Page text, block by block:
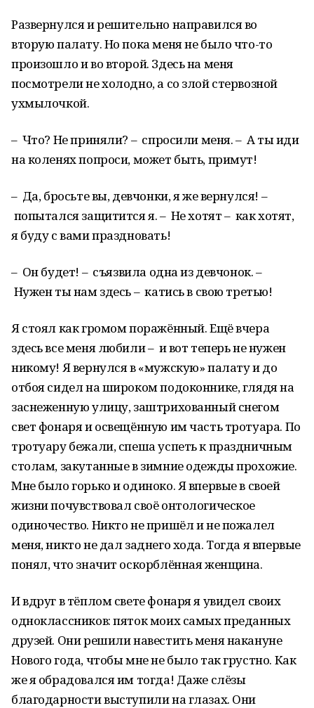
Развернулся и решительно направился во
вторую палату. Но пока меня не было что-то
произошло и во второй. Здесь на меня
посмотрели не холодно, а со злой стервозной
ухмылочкой.
– Что? Не приняли? – спросили меня. – А ты иди
на коленях попроси, может быть, примут!
– Да, бросьте вы, девчонки, я же вернулся! –
попытался защитится я. – Не хотят – как хотят,
я буду с вами праздновать!
– Он будет! – съязвила одна из девчонок. –
Нужен ты нам здесь – катись в свою третью!
Я стоял как громом поражённый. Ещё вчера
здесь все меня любили – и вот теперь не нужен
никому! Я вернулся в «мужскую» палату и до
отбоя сидел на широком подоконнике, глядя на
заснеженную улицу, заштрихованный снегом
свет фонаря и освещённую им часть тротуара. По
тротуару бежали, спеша успеть к праздничным
столам, закутанные в зимние одежды прохожие.
Мне было горько и одиноко. Я впервые в своей
жизни почувствовал своё онтологическое
одиночество. Никто не пришёл и не пожалел
меня, никто не дал заднего хода. Тогда я впервые
понял, что значит оскорблённая женщина.
И вдруг в тёплом свете фонаря я увидел своих
одноклассников: пяток моих самых преданных
друзей. Они решили навестить меня накануне
Нового года, чтобы мне не было так грустно. Как
же я обрадовался им тогда! Даже слёзы
благодарности выступили на глазах. Они